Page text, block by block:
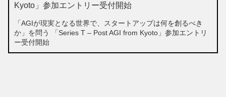
「AGIが現実となる世界で、スタートアップは何を創るべき
か」を問う 「Series T – Post AGI from Kyoto」参加エントリ
ー受付開始